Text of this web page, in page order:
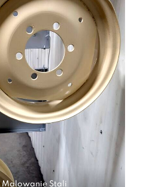
Malowanie Stali